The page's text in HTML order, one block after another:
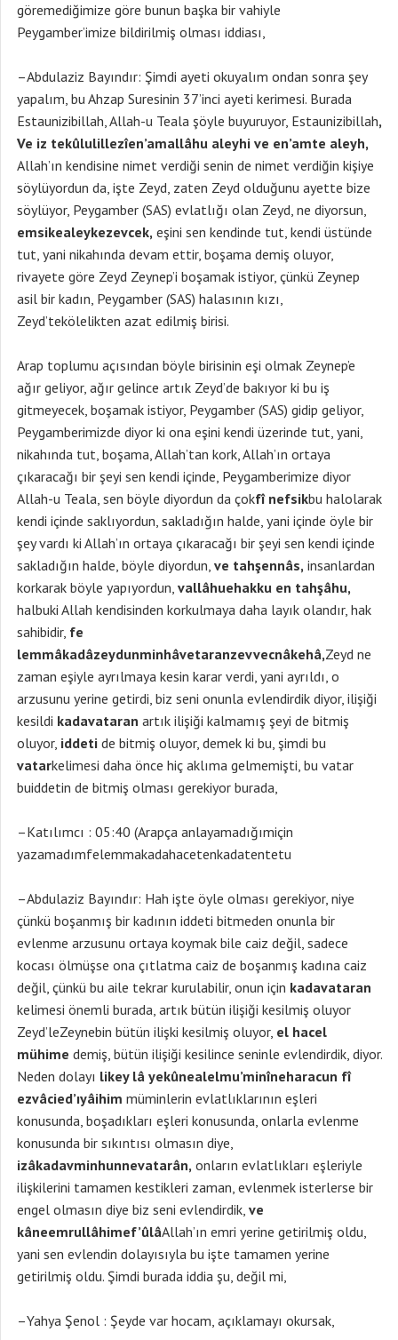
göremediğimize göre bunun başka bir vahiyle
Peygamber’imize bildirilmiş olması iddiası,
–Abdulaziz Bayındır: Şimdi ayeti okuyalım ondan sonra şey
yapalım, bu Ahzap Suresinin 37’inci ayeti kerimesi. Burada
Estaunizibillah, Allah-u Teala şöyle buyuruyor, Estaunizibillah,
Ve iz tekûlulillezîen’amallâhu aleyhi ve en’amte aleyh,
Allah’ın kendisine nimet verdiği senin de nimet verdiğin kişiye
söylüyordun da, işte Zeyd, zaten Zeyd olduğunu ayette bize
söylüyor, Peygamber (SAS) evlatlığı olan Zeyd, ne diyorsun,
emsikealeykezevcek, eşini sen kendinde tut, kendi üstünde
tut, yani nikahında devam ettir, boşama demiş oluyor,
rivayete göre Zeyd Zeynep’i boşamak istiyor, çünkü Zeynep
asil bir kadın, Peygamber (SAS) halasının kızı,
Zeyd’tekölelikten azat edilmiş birisi.
Arap toplumu açısından böyle birisinin eşi olmak Zeynep’e
ağır geliyor, ağır gelince artık Zeyd’de bakıyor ki bu iş
gitmeyecek, boşamak istiyor, Peygamber (SAS) gidip geliyor,
Peygamberimizde diyor ki ona eşini kendi üzerinde tut, yani,
nikahında tut, boşama, Allah’tan kork, Allah’ın ortaya
çıkaracağı bir şeyi sen kendi içinde, Peygamberimize diyor
Allah-u Teala, sen böyle diyordun da çokfî nefsikbu halolarak
kendi içinde saklıyordun, sakladığın halde, yani içinde öyle bir
şey vardı ki Allah’ın ortaya çıkaracağı bir şeyi sen kendi içinde
sakladığın halde, böyle diyordun, ve tahşennâs, insanlardan
korkarak böyle yapıyordun, vallâhuehakku en tahşâhu,
halbuki Allah kendisinden korkulmaya daha layık olandır, hak
sahibidir, fe
lemmâkadâzeydunminhâvetaranzevvecnâkehâ,Zeyd ne
zaman eşiyle ayrılmaya kesin karar verdi, yani ayrıldı, o
arzusunu yerine getirdi, biz seni onunla evlendirdik diyor, ilişiği
kesildi kadavataran artık ilişiği kalmamış şeyi de bitmiş
oluyor, iddeti de bitmiş oluyor, demek ki bu, şimdi bu
vatarkelimesi daha önce hiç aklıma gelmemişti, bu vatar
buiddetin de bitmiş olması gerekiyor burada,
–Katılımcı : 05:40 (Arapça anlayamadığımiçin
yazamadımfelemmakadahacetenkadatentetu
–Abdulaziz Bayındır: Hah işte öyle olması gerekiyor, niye
çünkü boşanmış bir kadının iddeti bitmeden onunla bir
evlenme arzusunu ortaya koymak bile caiz değil, sadece
kocası ölmüşse ona çıtlatma caiz de boşanmış kadına caiz
değil, çünkü bu aile tekrar kurulabilir, onun için kadavataran
kelimesi önemli burada, artık bütün ilişiği kesilmiş oluyor
Zeyd’leZeynebin bütün ilişki kesilmiş oluyor, el hacel
mühime demiş, bütün ilişiği kesilince seninle evlendirdik, diyor.
Neden dolayı likey lâ yekûnealelmu’minîneharacun fî
ezvâcied’ıyâihim müminlerin evlatlıklarının eşleri
konusunda, boşadıkları eşleri konusunda, onlarla evlenme
konusunda bir sıkıntısı olmasın diye,
izâkadavminhunnevatarân, onların evlatlıkları eşleriyle
ilişkilerini tamamen kestikleri zaman, evlenmek isterlerse bir
engel olmasın diye biz seni evlendirdik, ve
kâneemrullâhimef’ûlâAllah’ın emri yerine getirilmiş oldu,
yani sen evlendin dolayısıyla bu işte tamamen yerine
getirilmiş oldu. Şimdi burada iddia şu, değil mi,
–Yahya Şenol : Şeyde var hocam, açıklamayı okursak,